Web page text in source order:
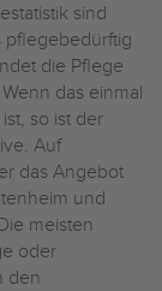
sind
pflegebedürftig
die Pflege
das einmal
so ist der
Auf
das Angebot
und
meisten
oder
den